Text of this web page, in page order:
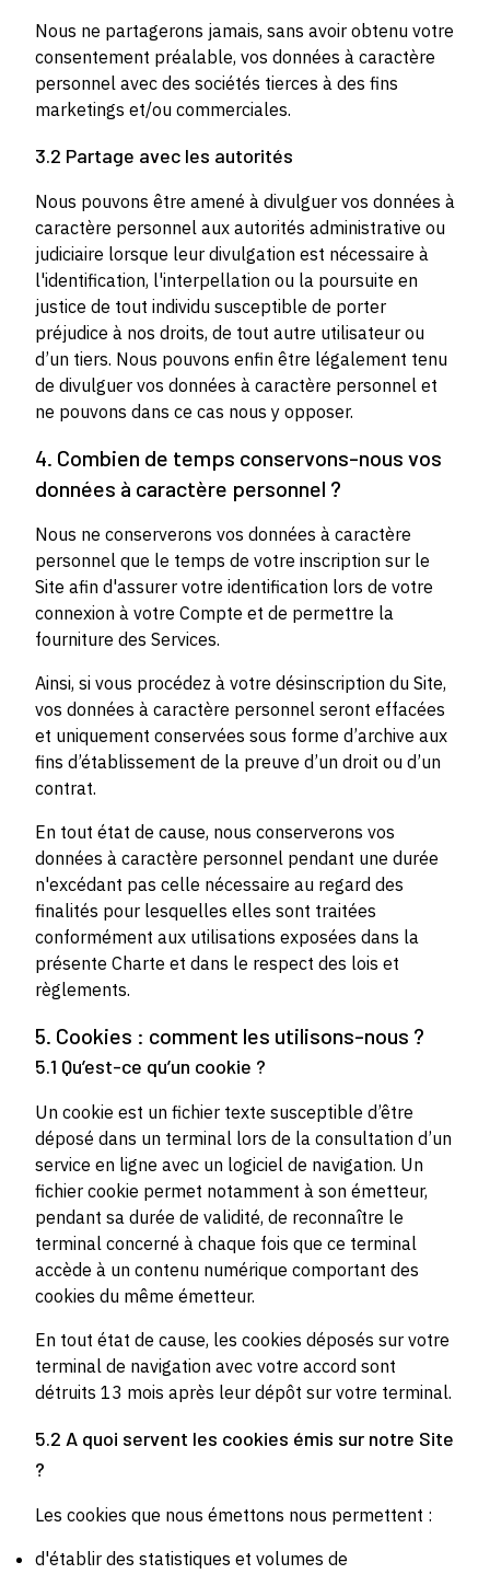
Nous ne partagerons jamais, sans avoir obtenu votre
consentement préalable, vos données à caractère
personnel avec des sociétés tierces à des fins
marketings et/ou commerciales.
3.2 Partage avec les autorités
Nous pouvons être amené à divulguer vos données à
caractère personnel aux autorités administrative ou
judiciaire lorsque leur divulgation est nécessaire à
l'identification, l'interpellation ou la poursuite en
justice de tout individu susceptible de porter
préjudice à nos droits, de tout autre utilisateur ou
d’un tiers. Nous pouvons enfin être légalement tenu
de divulguer vos données à caractère personnel et
ne pouvons dans ce cas nous y opposer.
4. Combien de temps conservons-nous vos
données à caractère personnel ?
Nous ne conserverons vos données à caractère
personnel que le temps de votre inscription sur le
Site afin d'assurer votre identification lors de votre
connexion à votre Compte et de permettre la
fourniture des Services.
Ainsi, si vous procédez à votre désinscription du Site,
vos données à caractère personnel seront effacées
et uniquement conservées sous forme d’archive aux
fins d’établissement de la preuve d’un droit ou d’un
contrat.
En tout état de cause, nous conserverons vos
données à caractère personnel pendant une durée
n'excédant pas celle nécessaire au regard des
finalités pour lesquelles elles sont traitées
conformément aux utilisations exposées dans la
présente Charte et dans le respect des lois et
règlements.
5. Cookies : comment les utilisons-nous ?
5.1 Qu’est-ce qu’un cookie ?
Un cookie est un fichier texte susceptible d’être
déposé dans un terminal lors de la consultation d’un
service en ligne avec un logiciel de navigation. Un
fichier cookie permet notamment à son émetteur,
pendant sa durée de validité, de reconnaître le
terminal concerné à chaque fois que ce terminal
accède à un contenu numérique comportant des
cookies du même émetteur.
En tout état de cause, les cookies déposés sur votre
terminal de navigation avec votre accord sont
détruits 13 mois après leur dépôt sur votre terminal.
5.2 A quoi servent les cookies émis sur notre Site
?
Les cookies que nous émettons nous permettent :
d'établir des statistiques et volumes de